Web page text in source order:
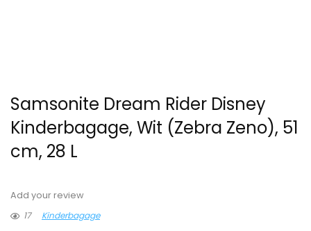
Samsonite Dream Rider Disney
Kinderbagage, Wit (Zebra Zeno), 51
cm, 28 L
Add your review
17
Kinderbagage